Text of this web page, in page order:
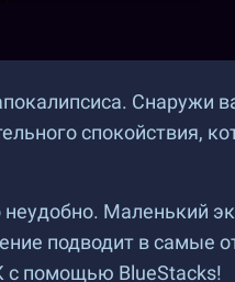
спокойствия,
Маленький
подводит в
с помощью BlueStacks!